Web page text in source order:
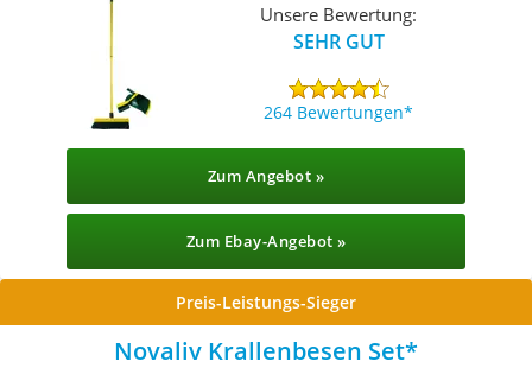
Unsere Bewertung:
SEHR GUT
264 Bewertungen
Zum Angebot »
Zum Ebay-Angebot »
Preis-Leistungs-Sieger
Novaliv Krallenbesen Set